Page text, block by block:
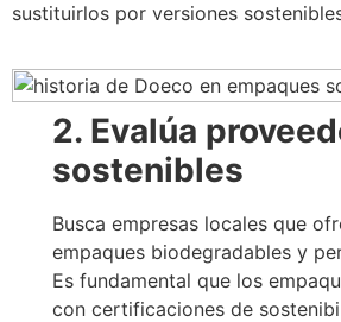
sustituirlos por versiones
2. Evalúa
sostenibles
Busca empresas locales que
empaques biodegradables y
Es fundamental que los
con certificaciones de